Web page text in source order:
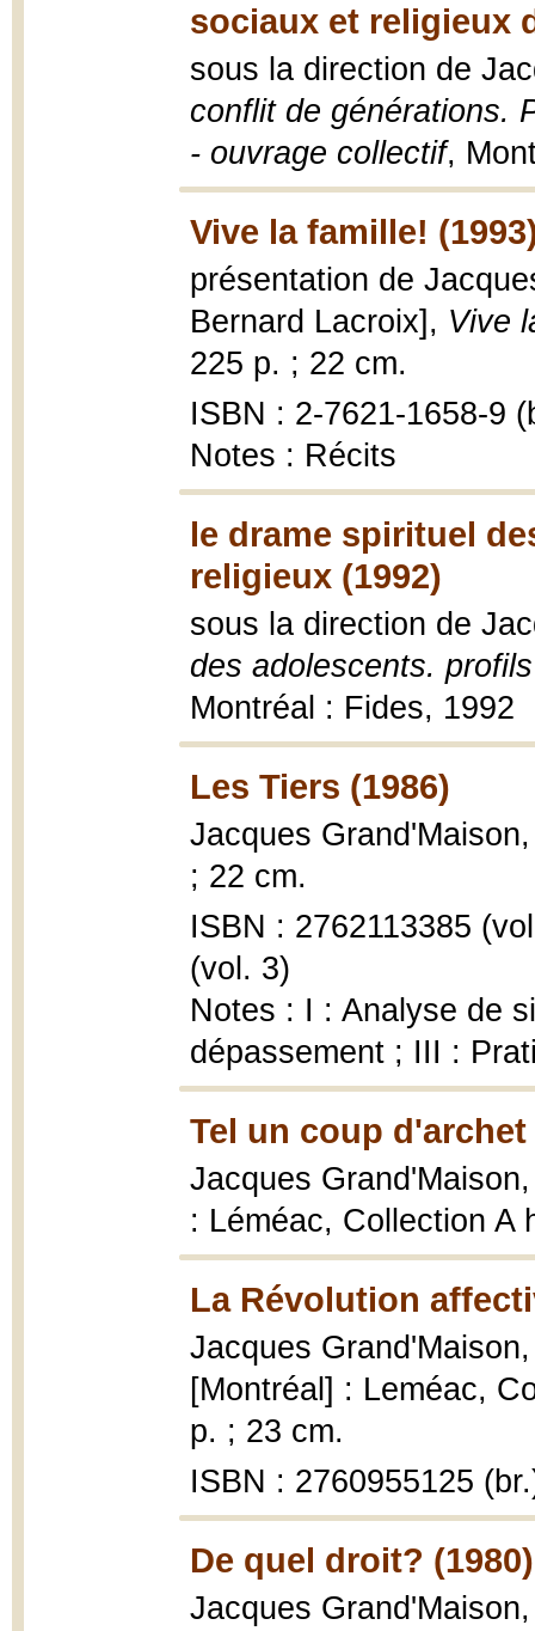
sociaux et religieux
sous la direction de
conflit de générations.
- ouvrage collectif,
Vive la famille!
présentation de
Bernard Lacroix], Vive
225 p. ; 22 cm.
ISBN : 2-7621-1658-9
Notes : Récits
le drame spirituel
religieux (1992)
sous la direction de
des adolescents.
Montréal : Fides, 1992
Les Tiers (1986)
Jacques
; 22 cm.
ISBN : 2762113385
(vol. 3)
Notes : I : Analyse de
dépassement ; III :
Tel un coup d'archet
Jacques
: Léméac, Collection A
La Révolution
Jacques
[Montréal] : Leméac,
p. ; 23 cm.
ISBN : 2760955125
De quel droit? (1980)
Jacques